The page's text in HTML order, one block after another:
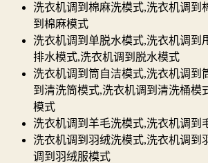
洗衣机调到棉麻洗模式,洗衣机调到
到棉麻模式
洗衣机调到单脱水模式,洗衣机调到
排水模式,洗衣机调到脱水模式
洗衣机调到筒自洁模式,洗衣机调到
到清洗筒模式,洗衣机调到清洗桶模
模式
洗衣机调到羊毛洗模式,洗衣机调到
洗衣机调到羽绒洗模式,洗衣机调到
调到羽绒服模式